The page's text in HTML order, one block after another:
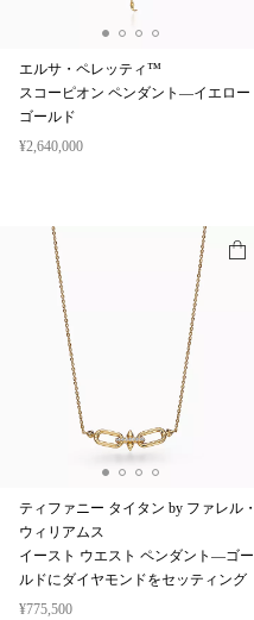
エルサ・ペレッティ™
スコーピオン ペンダント—イエロー
ゴールド
¥2,640,000
ティファニー タイタン by ファレル・
ウィリアムス
イースト ウエスト ペンダント—ゴー
ルドにダイヤモンドをセッティング
¥775,500